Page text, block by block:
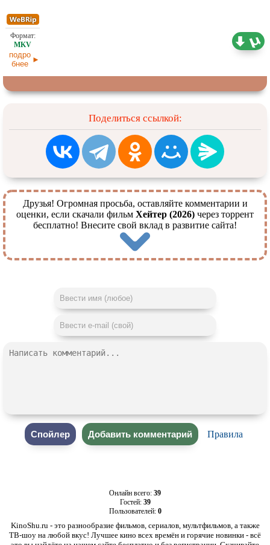
подро
бнее
Поделиться ссылкой:
Друзья! Огромная просьба, оставляйте комментарии и
оценки, если скачали фильм Хейтер (2026) через торрент
бесплатно! Внесите свой вклад в развитие сайта!
Правила
Онлайн всего: 39
Гостей: 39
Пользователей: 0
KinoShu.ru - это разнообразие фильмов, сериалов, мультфильмов, а также
ТВ-шоу на любой вкус! Лучшее кино всех времён и горячие новинки - всё